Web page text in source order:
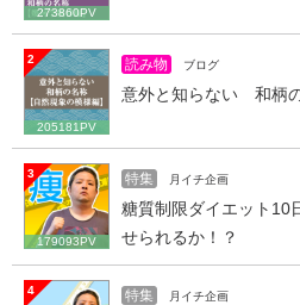
273860PV
2
205181PV
読み物 ブログ
意外と知らない 和柄
3
179093PV
特集 月イチ企画
糖質制限ダイエット
せられるか！？
4 特集 月イチ企画